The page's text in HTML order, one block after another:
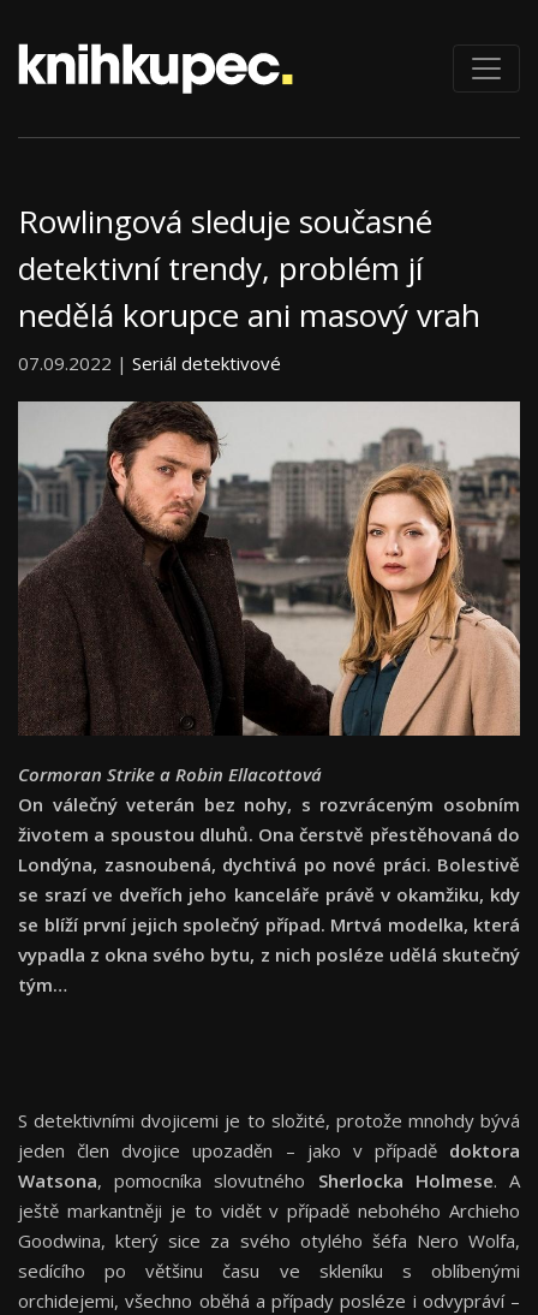
Rowlingová sleduje současné
detektivní trendy, problém jí
nedělá korupce ani masový vrah
07.09.2022 | Seriál detektivové
Cormoran Strike a Robin Ellacottová
On válečný veterán bez nohy, s rozvráceným osobním
životem a spoustou dluhů. Ona čerstvě přestěhovaná do
Londýna, zasnoubená, dychtivá po nové práci. Bolestivě
se srazí ve dveřích jeho kanceláře právě v okamžiku, kdy
se blíží první jejich společný případ. Mrtvá modelka, která
vypadla z okna svého bytu, z nich posléze udělá skutečný
tým…
S detektivními dvojicemi je to složité, protože mnohdy bývá
jeden člen dvojice upozaděn – jako v případě doktora
Watsona, pomocníka slovutného Sherlocka Holmese. A
ještě markantněji je to vidět v případě nebohého Archieho
Goodwina, který sice za svého otylého šéfa Nero Wolfa,
sedícího po většinu času ve skleníku s oblíbenými
orchidejemi, všechno oběhá a případy posléze i odvypráví –